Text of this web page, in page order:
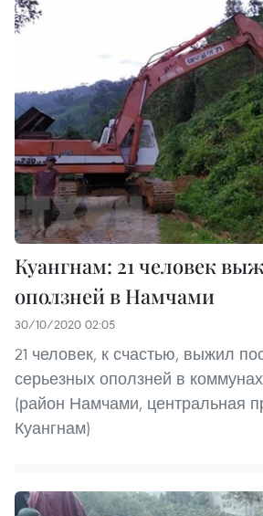
Куангнам: 21 человек
оползней в Намчами
30/10/2020 02:05
21 человек, к счастью, выжил
серьезных оползней в
(район Намчами, центральная
Куангнам)